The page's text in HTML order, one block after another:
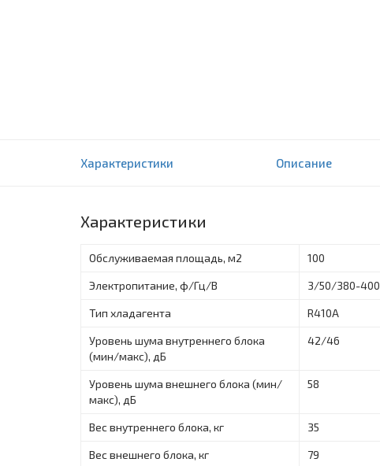
Характеристики Описание
Характеристики
Обслуживаемая площадь, м2 100
Электропитание, ф/Гц/В 3/50/380-400
Тип хладагента R410A
Уровень шума внутреннего блока
(мин/макс), дБ
42/46
Уровень шума внешнего блока (мин/
макс), дБ
58
Вес внутреннего блока, кг 35
Вес внешнего блока, кг 79